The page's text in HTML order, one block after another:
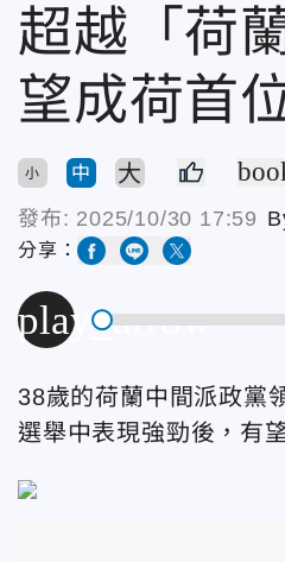
超越「荷
望成荷首
小 中 大
發布: 2025/10/30 17:59
分享：
play_arrow
38歲的荷蘭中間派政黨
選舉中表現強勁後，有